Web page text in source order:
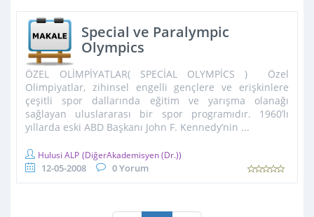
Special ve Paralympic
Olympics
ÖZEL OLİMPİYATLAR( SPECİAL OLYMPİCS ) Özel
Olimpiyatlar, zihinsel engelli gençlere ve erişkinlere
çeşitli spor dallarında eğitim ve yarışma olanağı
sağlayan uluslararası bir spor programıdır. 1960’lı
yıllarda eski ABD Başkanı John F. Kennedy’nin ...
Hulusi ALP (DiğerAkademisyen (Dr.))
12-05-2008 0 Yorum